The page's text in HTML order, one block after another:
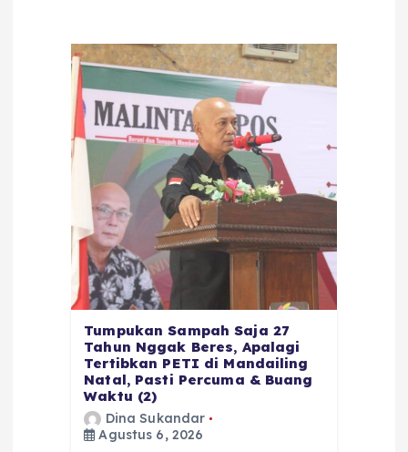
Tumpukan Sampah Saja 27
Tahun Nggak Beres, Apalagi
Tertibkan PETI di Mandailing
Natal, Pasti Percuma & Buang
Waktu (2)
Dina Sukandar
Agustus 6, 2026